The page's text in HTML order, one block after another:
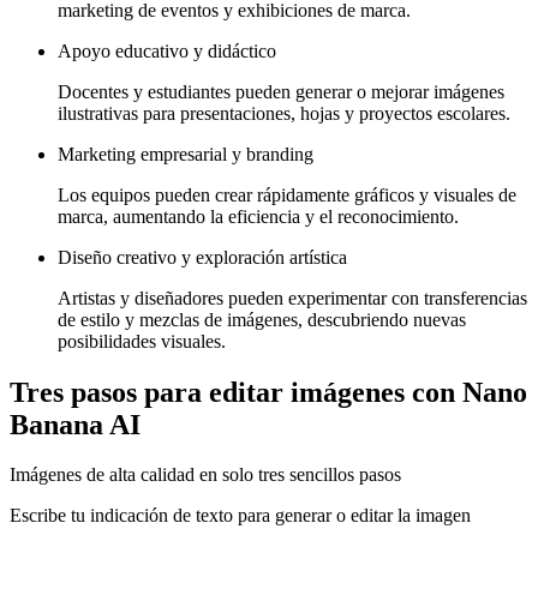
marketing de eventos y exhibiciones de marca.
Apoyo educativo y didáctico
Docentes y estudiantes pueden generar o mejorar imágenes
ilustrativas para presentaciones, hojas y proyectos escolares.
Marketing empresarial y branding
Los equipos pueden crear rápidamente gráficos y visuales de
marca, aumentando la eficiencia y el reconocimiento.
Diseño creativo y exploración artística
Artistas y diseñadores pueden experimentar con transferencias
de estilo y mezclas de imágenes, descubriendo nuevas
posibilidades visuales.
Tres pasos para editar imágenes con Nano
Banana AI
Imágenes de alta calidad en solo tres sencillos pasos
Escribe tu indicación de texto para generar o editar la imagen